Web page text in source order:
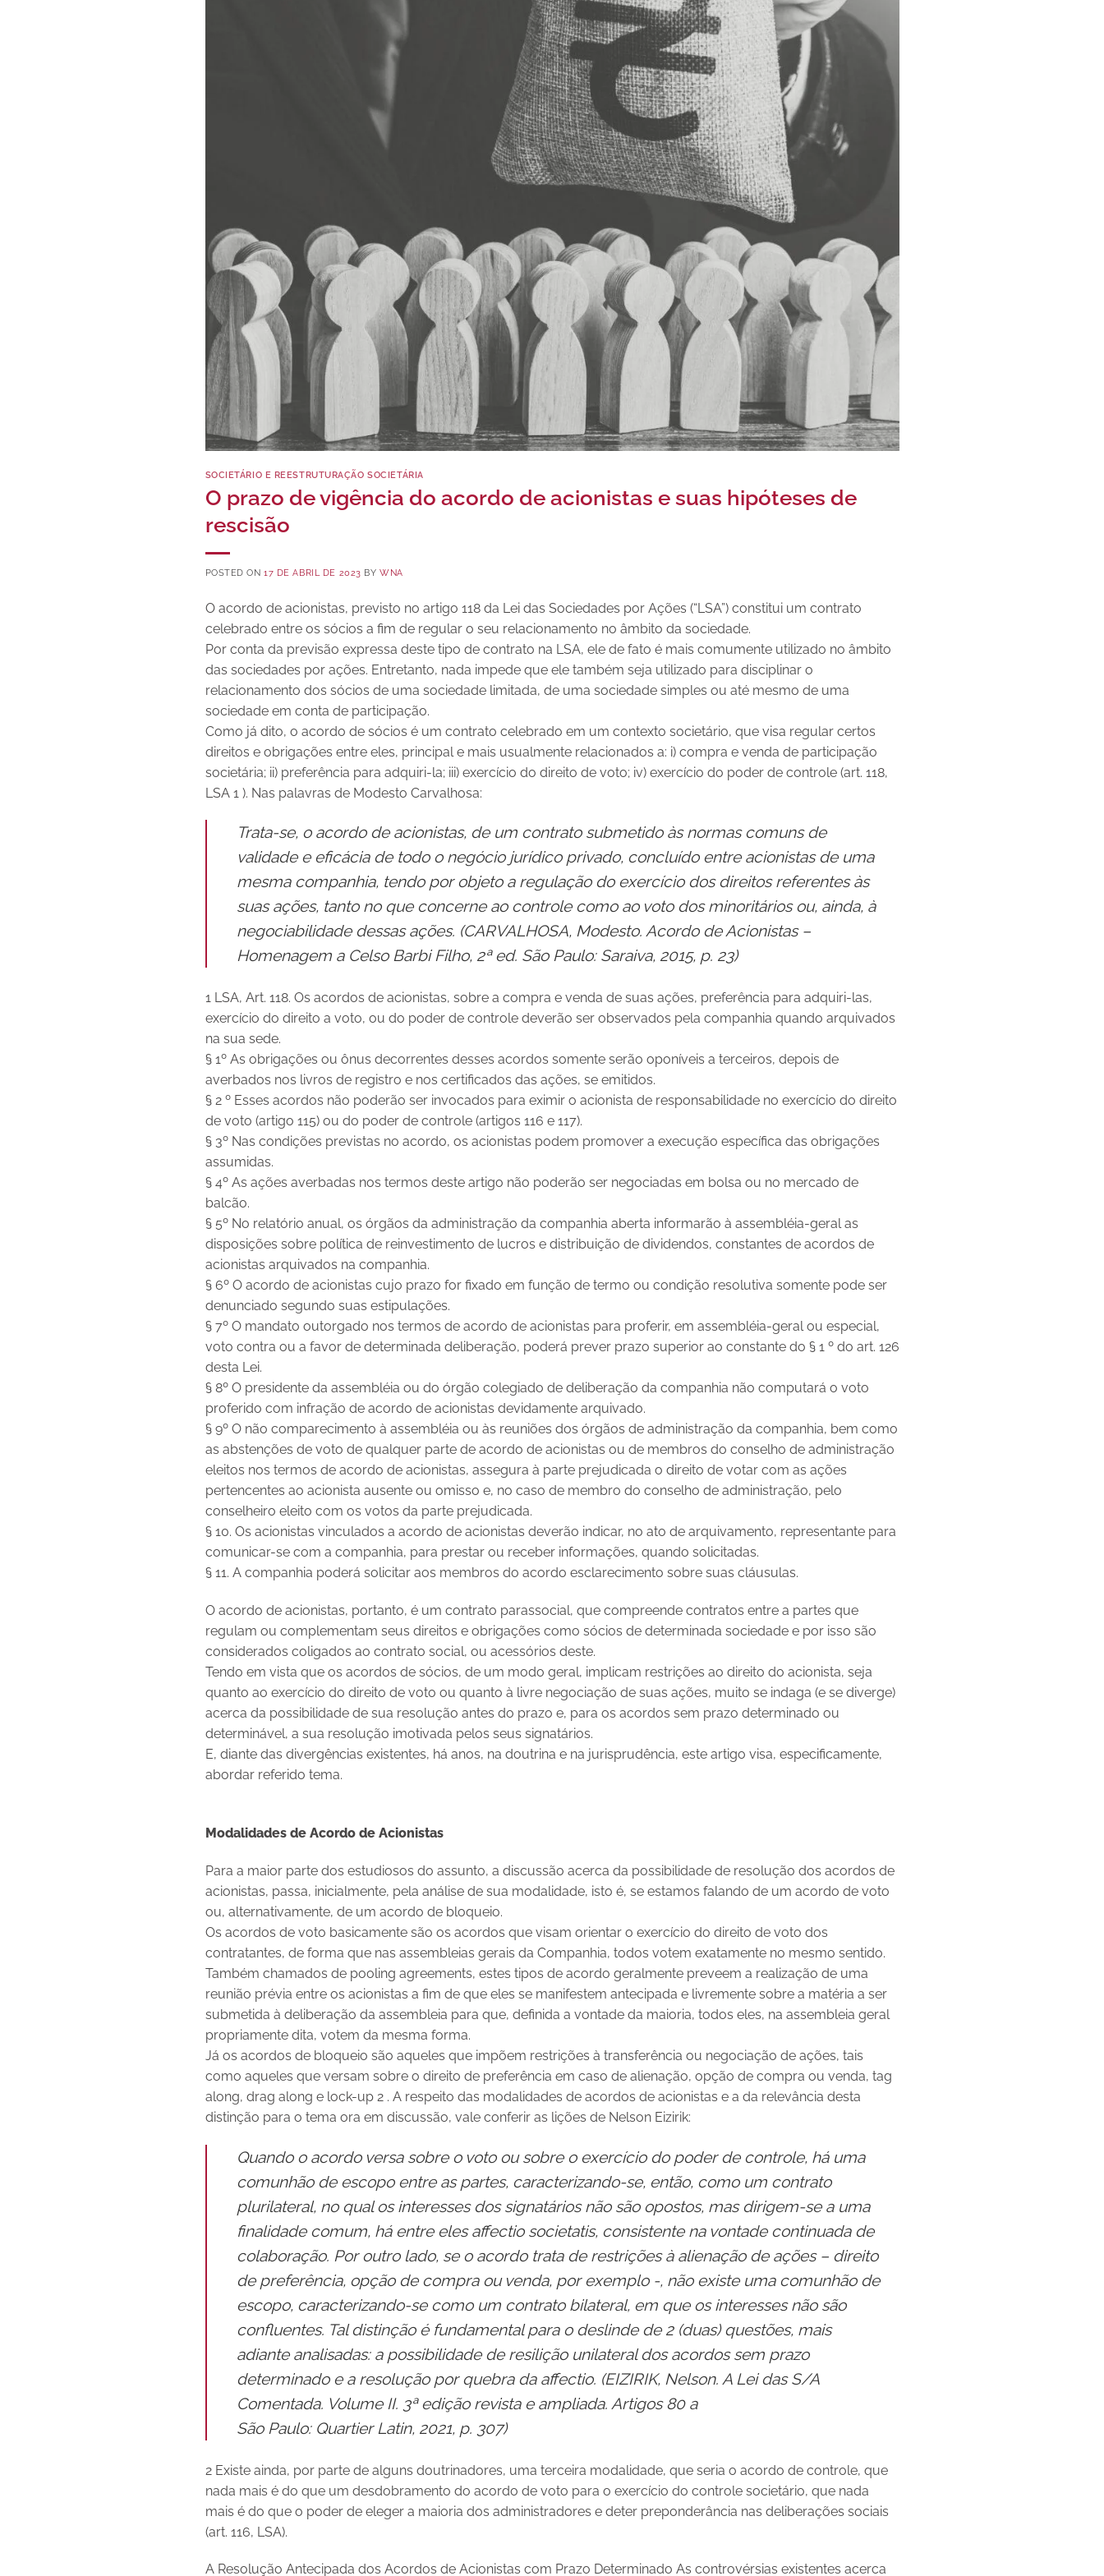
SOCIETÁRIO E REESTRUTURAÇÃO SOCIETÁRIA
O prazo de vigência do acordo de acionistas e suas hipóteses de
rescisão
POSTED ON17 DE ABRIL DE 2023 BY WNA
O acordo de acionistas, previsto no artigo 118 da Lei das Sociedades por Ações (“LSA”) constitui um contrato
celebrado entre os sócios a fim de regular o seu relacionamento no âmbito da sociedade.
Por conta da previsão expressa deste tipo de contrato na LSA, ele de fato é mais comumente utilizado no âmbito
das sociedades por ações. Entretanto, nada impede que ele também seja utilizado para disciplinar o
relacionamento dos sócios de uma sociedade limitada, de uma sociedade simples ou até mesmo de uma
sociedade em conta de participação.
Como já dito, o acordo de sócios é um contrato celebrado em um contexto societário, que visa regular certos
direitos e obrigações entre eles, principal e mais usualmente relacionados a: i) compra e venda de participação
societária; ii) preferência para adquiri-la; iii) exercício do direito de voto; iv) exercício do poder de controle (art. 118,
LSA 1 ). Nas palavras de Modesto Carvalhosa:
Trata-se, o acordo de acionistas, de um contrato submetido às normas comuns de
validade e eficácia de todo o negócio jurídico privado, concluído entre acionistas de uma
mesma companhia, tendo por objeto a regulação do exercício dos direitos referentes às
suas ações, tanto no que concerne ao controle como ao voto dos minoritários ou, ainda, à
negociabilidade dessas ações. (CARVALHOSA, Modesto. Acordo de Acionistas –
Homenagem a Celso Barbi Filho, 2ª ed. São Paulo: Saraiva, 2015, p. 23)
1 LSA, Art. 118. Os acordos de acionistas, sobre a compra e venda de suas ações, preferência para adquiri-las,
exercício do direito a voto, ou do poder de controle deverão ser observados pela companhia quando arquivados
na sua sede.
§ 1º As obrigações ou ônus decorrentes desses acordos somente serão oponíveis a terceiros, depois de
averbados nos livros de registro e nos certificados das ações, se emitidos.
§ 2 º Esses acordos não poderão ser invocados para eximir o acionista de responsabilidade no exercício do direito
de voto (artigo 115) ou do poder de controle (artigos 116 e 117).
§ 3º Nas condições previstas no acordo, os acionistas podem promover a execução específica das obrigações
assumidas.
§ 4º As ações averbadas nos termos deste artigo não poderão ser negociadas em bolsa ou no mercado de
balcão.
§ 5º No relatório anual, os órgãos da administração da companhia aberta informarão à assembléia-geral as
disposições sobre política de reinvestimento de lucros e distribuição de dividendos, constantes de acordos de
acionistas arquivados na companhia.
§ 6º O acordo de acionistas cujo prazo for fixado em função de termo ou condição resolutiva somente pode ser
denunciado segundo suas estipulações.
§ 7º O mandato outorgado nos termos de acordo de acionistas para proferir, em assembléia-geral ou especial,
voto contra ou a favor de determinada deliberação, poderá prever prazo superior ao constante do § 1 º do art. 126
desta Lei.
§ 8º O presidente da assembléia ou do órgão colegiado de deliberação da companhia não computará o voto
proferido com infração de acordo de acionistas devidamente arquivado.
§ 9º O não comparecimento à assembléia ou às reuniões dos órgãos de administração da companhia, bem como
as abstenções de voto de qualquer parte de acordo de acionistas ou de membros do conselho de administração
eleitos nos termos de acordo de acionistas, assegura à parte prejudicada o direito de votar com as ações
pertencentes ao acionista ausente ou omisso e, no caso de membro do conselho de administração, pelo
conselheiro eleito com os votos da parte prejudicada.
§ 10. Os acionistas vinculados a acordo de acionistas deverão indicar, no ato de arquivamento, representante para
comunicar-se com a companhia, para prestar ou receber informações, quando solicitadas.
§ 11. A companhia poderá solicitar aos membros do acordo esclarecimento sobre suas cláusulas.
O acordo de acionistas, portanto, é um contrato parassocial, que compreende contratos entre a partes que
regulam ou complementam seus direitos e obrigações como sócios de determinada sociedade e por isso são
considerados coligados ao contrato social, ou acessórios deste.
Tendo em vista que os acordos de sócios, de um modo geral, implicam restrições ao direito do acionista, seja
quanto ao exercício do direito de voto ou quanto à livre negociação de suas ações, muito se indaga (e se diverge)
acerca da possibilidade de sua resolução antes do prazo e, para os acordos sem prazo determinado ou
determinável, a sua resolução imotivada pelos seus signatários.
E, diante das divergências existentes, há anos, na doutrina e na jurisprudência, este artigo visa, especificamente,
abordar referido tema.
Modalidades de Acordo de Acionistas
Para a maior parte dos estudiosos do assunto, a discussão acerca da possibilidade de resolução dos acordos de
acionistas, passa, inicialmente, pela análise de sua modalidade, isto é, se estamos falando de um acordo de voto
ou, alternativamente, de um acordo de bloqueio.
Os acordos de voto basicamente são os acordos que visam orientar o exercício do direito de voto dos
contratantes, de forma que nas assembleias gerais da Companhia, todos votem exatamente no mesmo sentido.
Também chamados de pooling agreements, estes tipos de acordo geralmente preveem a realização de uma
reunião prévia entre os acionistas a fim de que eles se manifestem antecipada e livremente sobre a matéria a ser
submetida à deliberação da assembleia para que, definida a vontade da maioria, todos eles, na assembleia geral
propriamente dita, votem da mesma forma.
Já os acordos de bloqueio são aqueles que impõem restrições à transferência ou negociação de ações, tais
como aqueles que versam sobre o direito de preferência em caso de alienação, opção de compra ou venda, tag
along, drag along e lock-up 2 . A respeito das modalidades de acordos de acionistas e a da relevância desta
distinção para o tema ora em discussão, vale conferir as lições de Nelson Eizirik:
Quando o acordo versa sobre o voto ou sobre o exercício do poder de controle, há uma
comunhão de escopo entre as partes, caracterizando-se, então, como um contrato
plurilateral, no qual os interesses dos signatários não são opostos, mas dirigem-se a uma
finalidade comum, há entre eles affectio societatis, consistente na vontade continuada de
colaboração. Por outro lado, se o acordo trata de restrições à alienação de ações – direito
de preferência, opção de compra ou venda, por exemplo -, não existe uma comunhão de
escopo, caracterizando-se como um contrato bilateral, em que os interesses não são
confluentes. Tal distinção é fundamental para o deslinde de 2 (duas) questões, mais
adiante analisadas: a possibilidade de resilição unilateral dos acordos sem prazo
determinado e a resolução por quebra da affectio. (EIZIRIK, Nelson. A Lei das S/A
Comentada. Volume II. 3ª edição revista e ampliada. Artigos 80 a
São Paulo: Quartier Latin, 2021, p. 307)
2 Existe ainda, por parte de alguns doutrinadores, uma terceira modalidade, que seria o acordo de controle, que
nada mais é do que um desdobramento do acordo de voto para o exercício do controle societário, que nada
mais é do que o poder de eleger a maioria dos administradores e deter preponderância nas deliberações sociais
(art. 116, LSA).
A Resolução Antecipada dos Acordos de Acionistas com Prazo Determinado As controvérsias existentes acerca